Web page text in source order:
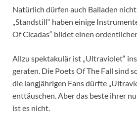
Natürlich dürfen auch Balladen
„Standstill“ haben einige
Of Cicadas“ bildet einen
Allzu spektakulär ist „Ultraviolet“
geraten. Die Poets Of The Fall sind
die langjährigen Fans dürfte
enttäuschen. Aber das beste ihrer
ist es nicht.